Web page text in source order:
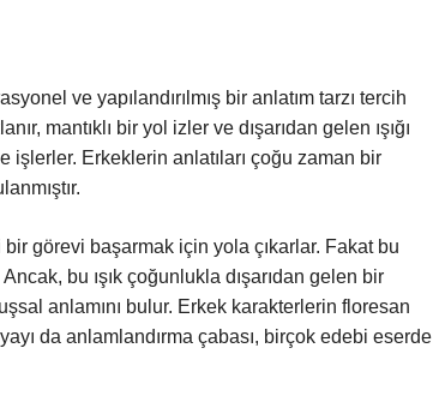
ve yapılandırılmış bir anlatım tarzı tercih
mantıklı bir yol izler ve dışarıdan gelen ışığı
işlerler. Erkeklerin anlatıları çoğu zaman bir
görevi başarmak için yola çıkarlar. Fakat bu
bu ışık çoğunlukla dışarıdan gelen bir
anlamını bulur. Erkek karakterlerin floresan
da anlamlandırma çabası, birçok edebi eserde